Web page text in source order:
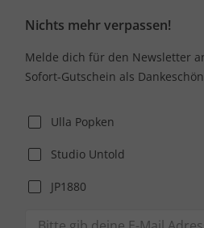
Nichts mehr verpassen!
Melde dich für den Newsletter
Sofort-Gutschein als Dankeschön
Ulla Popken
Studio Untold
JP1880